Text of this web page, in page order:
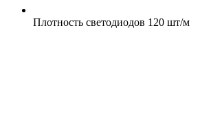
Плотность светодиодов 120 шт/м